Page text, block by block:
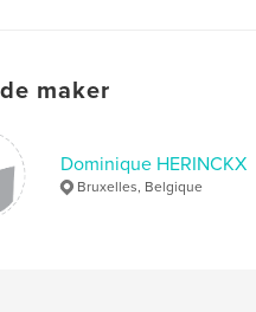
maker
Dominique HERINCKX
Bruxelles, Belgique